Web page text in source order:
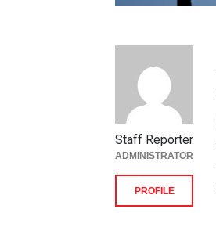
Staff Reporter
ADMINISTRATOR
PROFILE